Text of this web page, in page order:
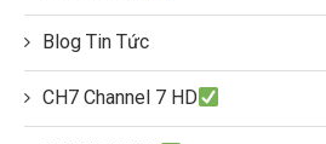
Blog Tin Tức
CH7 Channel 7 HD